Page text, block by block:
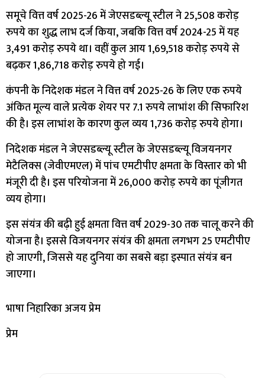
समूचे वित्त वर्ष 2025-26 में जेएसडब्ल्यू स्टील ने 25,508 करोड़
रुपये का शुद्ध लाभ दर्ज किया, जबकि वित्त वर्ष 2024-25 में यह
3,491 करोड़ रुपये था। वहीं कुल आय 1,69,518 करोड़ रुपये से
बढ़कर 1,86,718 करोड़ रुपये हो गई।
कंपनी के निदेशक मंडल ने वित्त वर्ष 2025-26 के लिए एक रुपये
अंकित मूल्य वाले प्रत्येक शेयर पर 7.1 रुपये लाभांश की सिफारिश
की है। इस लाभांश के कारण कुल व्यय 1,736 करोड़ रुपये होगा।
निदेशक मंडल ने जेएसडब्ल्यू स्टील के जेएसडब्ल्यू विजयनगर
मेटैलिक्स (जेवीएमएल) में पांच एमटीपीए क्षमता के विस्तार को भी
मंजूरी दी है। इस परियोजना में 26,000 करोड़ रुपये का पूंजीगत
व्यय होगा।
इस संयंत्र की बढ़ी हुई क्षमता वित्त वर्ष 2029-30 तक चालू करने की
योजना है। इससे विजयनगर संयंत्र की क्षमता लगभग 25 एमटीपीए
हो जाएगी, जिससे यह दुनिया का सबसे बड़ा इस्पात संयंत्र बन
जाएगा।
भाषा निहारिका अजय प्रेम
प्रेम